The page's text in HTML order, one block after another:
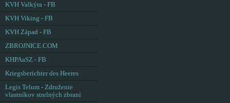
KVH Valkýra - FB
KVH Viking - FB
KVH Západ - FB
ZBROJNICE.COM
KHPAaSZ - FB
Kriegsberichter des Heeres
Legis Telum - Združenie
vlastníkov strelných zbraní